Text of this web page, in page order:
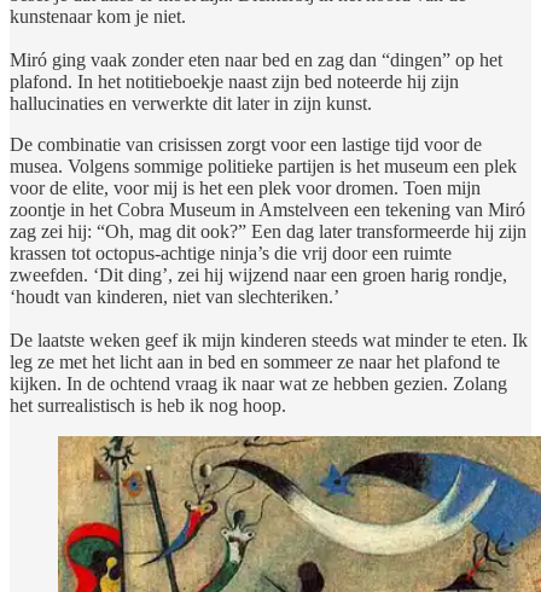
kunstenaar kom je niet.
Miró ging vaak zonder eten naar bed en zag dan “dingen” op het
plafond. In het notitieboekje naast zijn bed noteerde hij zijn
hallucinaties en verwerkte dit later in zijn kunst.
De combinatie van crisissen zorgt voor een lastige tijd voor de
musea. Volgens sommige politieke partijen is het museum een plek
voor de elite, voor mij is het een plek voor dromen. Toen mijn
zoontje in het Cobra Museum in Amstelveen een tekening van Miró
zag zei hij: “Oh, mag dit ook?” Een dag later transformeerde hij zijn
krassen tot octopus-achtige ninja’s die vrij door een ruimte
zweefden. ‘Dit ding’, zei hij wijzend naar een groen harig rondje,
‘houdt van kinderen, niet van slechteriken.’
De laatste weken geef ik mijn kinderen steeds wat minder te eten. Ik
leg ze met het licht aan in bed en sommeer ze naar het plafond te
kijken. In de ochtend vraag ik naar wat ze hebben gezien. Zolang
het surrealistisch is heb ik nog hoop.